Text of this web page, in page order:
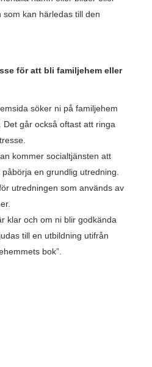
som kan härledas till den
för att bli familjehem eller
söker ni på familjehem
Det går också oftast att ringa
kommer socialtjänsten att
en grundlig utredning.
utredningen som används av
klar och om ni blir godkända
till en utbildning utifrån
bok”.